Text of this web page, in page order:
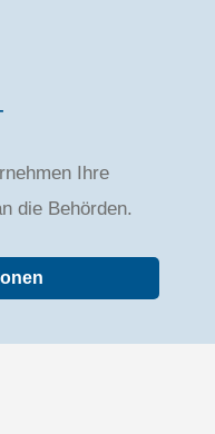
Ihre
die Behörden.